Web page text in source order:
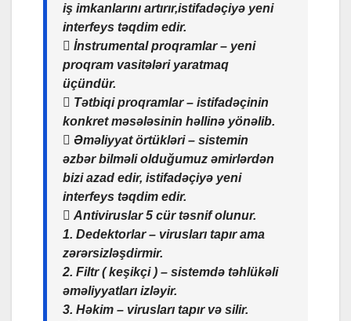
iş imkanlarını artırır,istifadəçiyə yeni
interfeys təqdim edir.
 İnstrumental proqramlar – yeni
proqram vasitələri yaratmaq
üçündür.
 Tətbiqi proqramlar – istifadəçinin
konkret məsələsinin həllinə yönəlib.
 Əməliyyat örtükləri – sistemin
əzbər bilməli olduğumuz əmirlərdən
bizi azad edir, istifadəçiyə yeni
interfeys təqdim edir.
 Antiviruslar 5 cür təsnif olunur.
1. Dedektorlar – virusları tapır ama
zərərsizləşdirmir.
2. Filtr ( keşikçi ) – sistemdə təhlükəli
əməliyyatları izləyir.
3. Həkim – virusları tapır və silir.